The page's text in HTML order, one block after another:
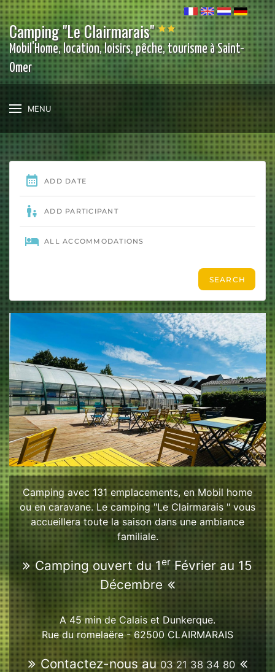
Camping "Le Clairmarais"
Mobil'Home, location, loisirs, pêche, tourisme à Saint-
Omer
MENU
Camping avec 131 emplacements, en Mobil home
ou en caravane. Le camping "Le Clairmarais " vous
accueillera toute la saison dans une ambiance
familiale.
Camping ouvert du 1erFévrier au 15
Décembre
A 45 min de Calais et Dunkerque.
Rue du romelaëre - 62500CLAIRMARAIS
Contactez-nous au03 21 38 34 80